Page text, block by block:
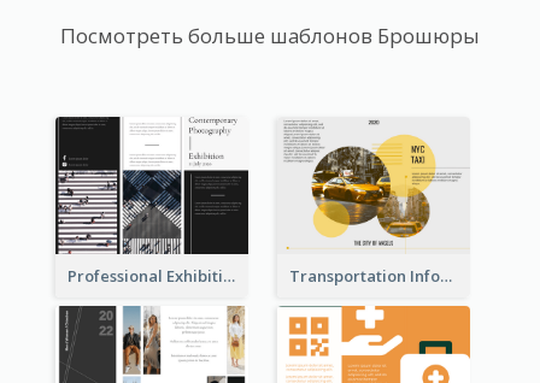
Посмотреть больше шаблонов Брошюры
Professional Exhibition Event Tri Fold Brochure Transportation Information Tri Fold Brochure